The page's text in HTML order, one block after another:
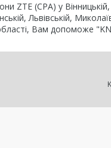
ZTE (CPA) у Вінницькій,
Львівській,
області, Вам допоможе